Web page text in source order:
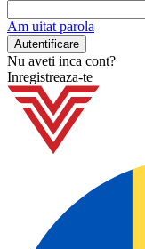
Am uitat parola
Nu aveti inca cont?
Inregistreaza-te